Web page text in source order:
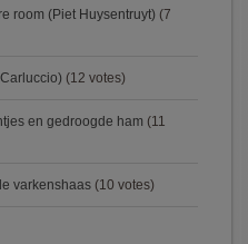
room (Piet Huysentruyt) (7
(12 votes)
en gedroogde ham (11
varkenshaas (10 votes)